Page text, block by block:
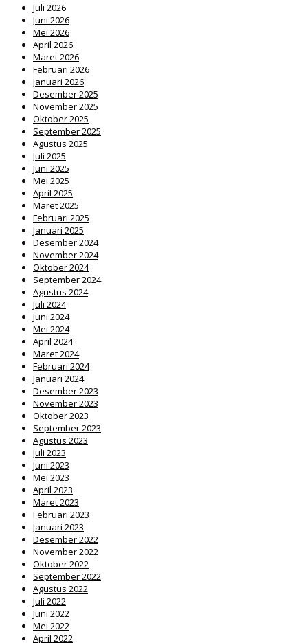
Juli 2026
Juni 2026
Mei 2026
April 2026
Maret 2026
Februari 2026
Januari 2026
Desember 2025
November 2025
Oktober 2025
September 2025
Agustus 2025
Juli 2025
Juni 2025
Mei 2025
April 2025
Maret 2025
Februari 2025
Januari 2025
Desember 2024
November 2024
Oktober 2024
September 2024
Agustus 2024
Juli 2024
Juni 2024
Mei 2024
April 2024
Maret 2024
Februari 2024
Januari 2024
Desember 2023
November 2023
Oktober 2023
September 2023
Agustus 2023
Juli 2023
Juni 2023
Mei 2023
April 2023
Maret 2023
Februari 2023
Januari 2023
Desember 2022
November 2022
Oktober 2022
September 2022
Agustus 2022
Juli 2022
Juni 2022
Mei 2022
April 2022